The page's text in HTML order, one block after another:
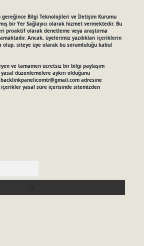
gereğince Bilgi Teknolojileri ve İletişim Kurumu
bir Yer Sağlayıcı olarak hizmet vermektedir. Bu
proaktif olarak denetleme veya araştırma
Ancak, üyelerimiz yazdıkları içeriklerin
olup, siteye üye olarak bu sorumluluğu kabul
ve tamamen ücretsiz bir bilgi paylaşım
düzenlemelere aykırı olduğunu
backlinkpanelicomtr@gmail.comadresine
yasal süre içerisinde sitemizden